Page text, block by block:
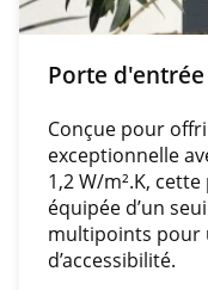
Porte
Conçue pour
exceptionnelle
1,2 W/m².K,
équipée d’un
multipoints pour
d’accessibilité.